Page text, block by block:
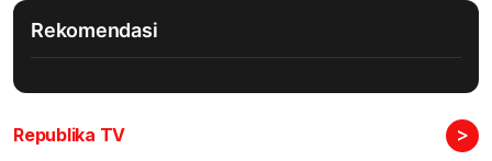
Rekomendasi
Republika TV >